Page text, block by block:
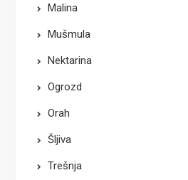
Malina
Mušmula
Nektarina
Ogrozd
Orah
Šljiva
Trešnja